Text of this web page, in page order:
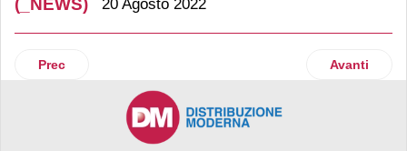
20 Agosto 2022
Articolo precedente: Conserve Italia punta sulla
Prec Articolo
Avanti